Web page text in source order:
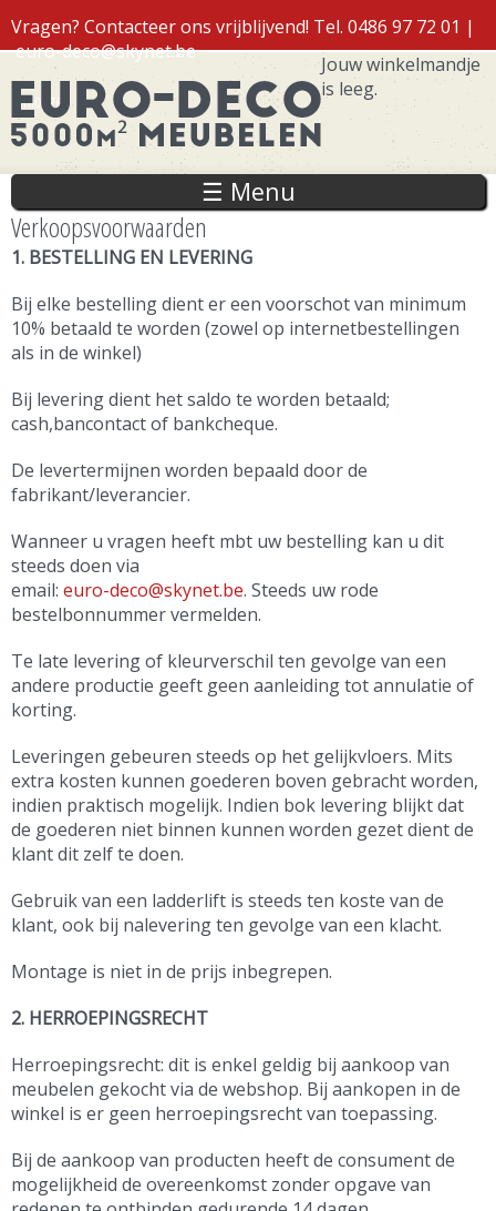
en naar
de inhoud
gaan
Vragen? Contacteer ons vrijblijvend! Tel. 0486 97 72 01 |
euro-deco@skynet.be
Inloggen
Jouw winkelmandje
is leeg.
☰ Menu
Verkoopsvoorwaarden
1. BESTELLING EN LEVERING
Bij elke bestelling dient er een voorschot van minimum
10% betaald te worden (zowel op internetbestellingen
als in de winkel)
Bij levering dient het saldo te worden betaald;
cash,bancontact of bankcheque.
De levertermijnen worden bepaald door de
fabrikant/leverancier.
Wanneer u vragen heeft mbt uw bestelling kan u dit
steeds doen via
email: euro-deco@skynet.be. Steeds uw rode
bestelbonnummer vermelden.
Te late levering of kleurverschil ten gevolge van een
andere productie geeft geen aanleiding tot annulatie of
korting.
Leveringen gebeuren steeds op het gelijkvloers. Mits
extra kosten kunnen goederen boven gebracht worden,
indien praktisch mogelijk. Indien bok levering blijkt dat
de goederen niet binnen kunnen worden gezet dient de
klant dit zelf te doen.
Gebruik van een ladderlift is steeds ten koste van de
klant, ook bij nalevering ten gevolge van een klacht.
Montage is niet in de prijs inbegrepen.
2. HERROEPINGSRECHT
Herroepingsrecht: dit is enkel geldig bij aankoop van
meubelen gekocht via de webshop. Bij aankopen in de
winkel is er geen herroepingsrecht van toepassing.
Bij de aankoop van producten heeft de consument de
mogelijkheid de overeenkomst zonder opgave van